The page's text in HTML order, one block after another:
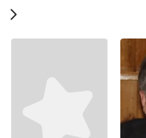
'da çekilmiştir.